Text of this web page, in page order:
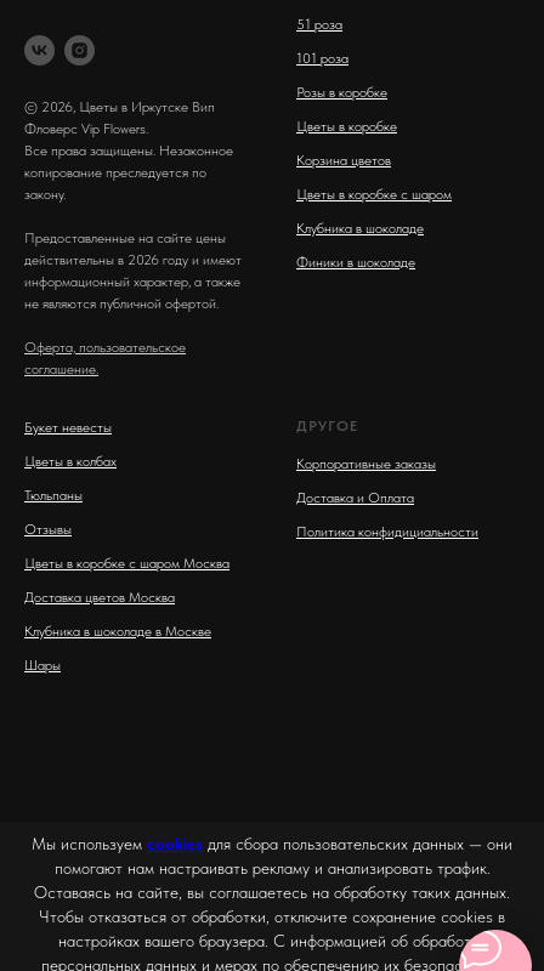
© 2026, Цветы в Иркутске Вип
Фловерс Vip Flowers.
Все права защищены. Незаконное
копирование преследуется по
закону.
Предоставленные на сайте цены
действительны в 2026 году и имеют
информационный характер, а также
не являются публичной офертой.
Оферта, пользовательское
соглашение.
51 роза
101 роза
Розы в коробке
Цветы в коробке
Корзина цветов
Цветы в коробке с шаром
Клубника в шоколаде
Финики в шоколаде
Букет невесты
Цветы в колбах
Тюльпаны
Отзывы
Цветы в коробке с шаром Москва
Доставка цветов Москва
Клубника в шоколаде в Москве
Шары
ДРУГОЕ
Корпоративные заказы
Доставка и Оплата
Политика конфидициальности
Мы используем cookies для сбора пользовательских данных — они
помогают нам настраивать рекламу и анализировать трафик.
Оставаясь на сайте, вы соглашаетесь на обработку таких данных.
Чтобы отказаться от обработки, отключите сохранение cookies в
настройках вашего браузера. С информацией об обработке
персональных данных и мерах по обеспечению их безопасности